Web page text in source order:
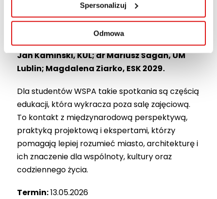
Spersonalizuj
Odmowa
W debacie udział wezmą:dr Susana Oliveira,
UPT; dr inż. arch. Bartłomiej Kożuchowski,
IARP, SARP; prof. Marek Pietraś, UMCS; dr inż.
Jan Kamiński, KUL; dr Mariusz Sagan, UM
Lublin; Magdalena Ziarko, ESK 2029.
Dla studentów WSPA takie spotkania są częścią
edukacji, która wykracza poza salę zajęciową.
To kontakt z międzynarodową perspektywą,
praktyką projektową i ekspertami, którzy
pomagają lepiej rozumieć miasto, architekturę i
ich znaczenie dla wspólnoty, kultury oraz
codziennego życia.
Termin:13.05.2026